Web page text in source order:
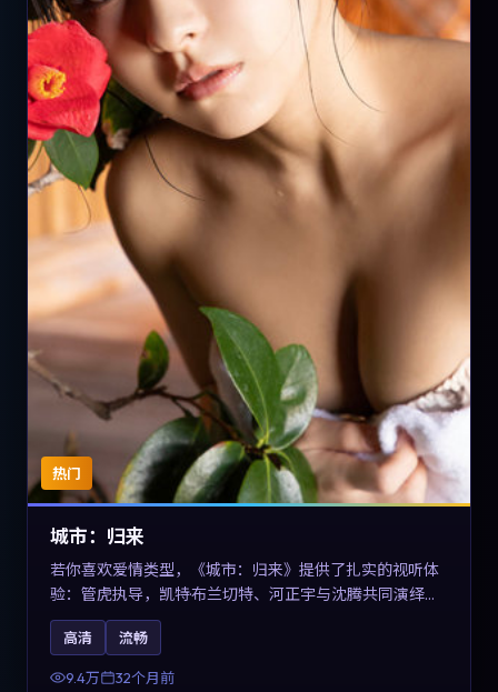
热门
城市：归来
若你喜欢爱情类型，《城市：归来》提供了扎实的视听体
验：管虎执导，凯特·布兰切特、河正宇与沈腾共同演绎。
影片2023年于德国上映，内容在有限空间内完成高密度的
戏剧冲突，关键词包含高清流畅、人物关系与情节反转，
适合检索「2023爱情」「德国电影」的用户。
高清 流畅
9.4万 32个月前